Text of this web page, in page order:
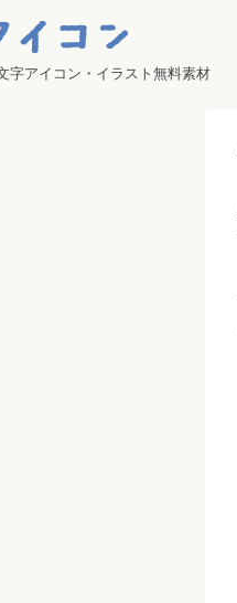
字アイコン・イラスト無料素材